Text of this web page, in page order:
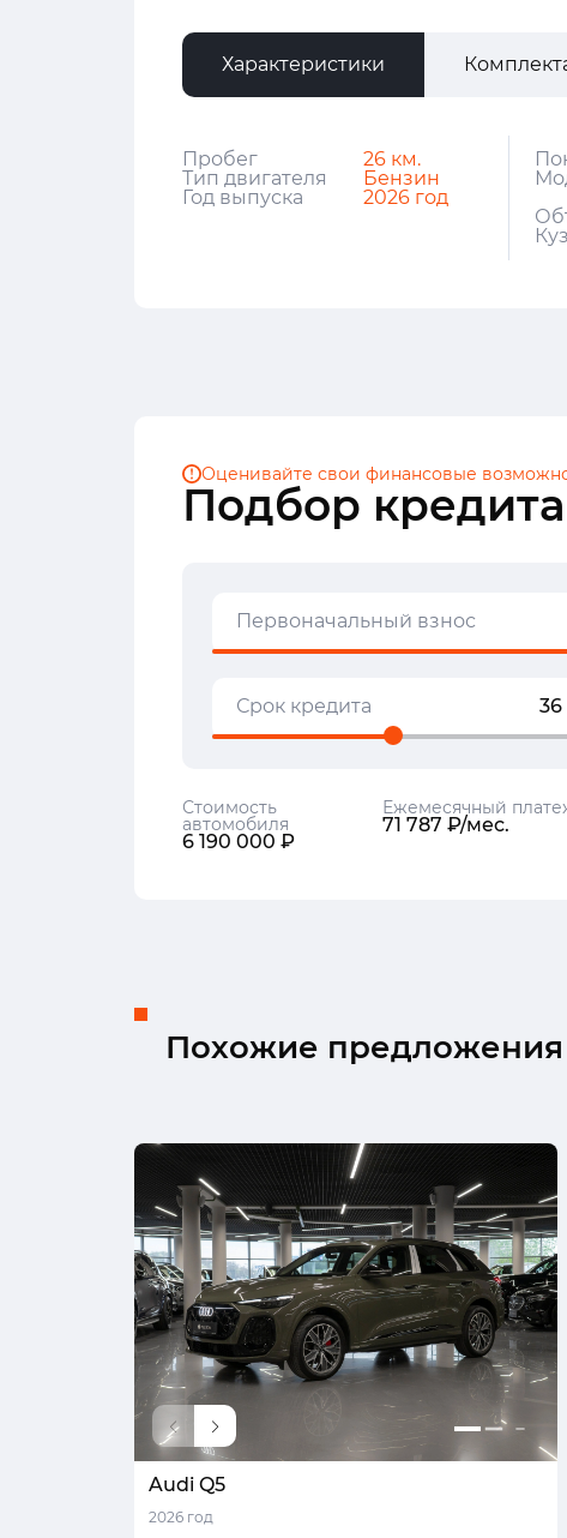
Характеристики
Пробег
26 км.
Тип двигателя
Бензин
Год выпуска
2026 год
Подбор
Оценивайте свои финансовые
Первоначальный взнос
Срок кредита
Стоимость
автомобиля
6 190 000 ₽
Ежемесячный
71 787 ₽/мес.
Похожие предложения
Audi Q5
2026 год